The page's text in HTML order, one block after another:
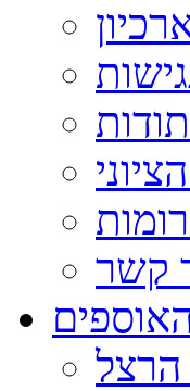
תודות
קשר
הרצל